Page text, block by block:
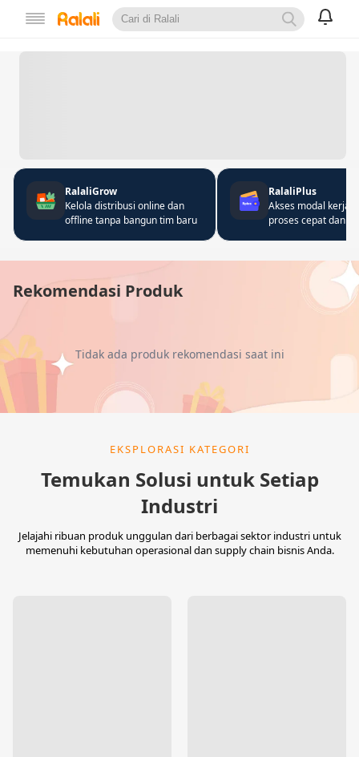
RalaliGrow
Kelola distribusi online dan
offline tanpa bangun tim baru
RalaliPlus
Akses modal kerja
proses cepat dan
Rekomendasi Produk
Tidak ada produk rekomendasi saat ini
EKSPLORASI KATEGORI
Temukan Solusi untuk Setiap
Industri
Jelajahi ribuan produk unggulan dari berbagai sektor industri untuk
memenuhi kebutuhan operasional dan supply chain bisnis Anda.